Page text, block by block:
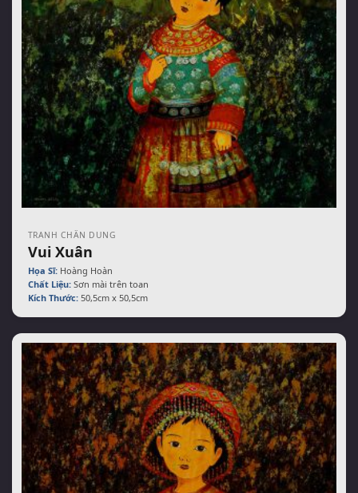
TRANH CHÂN DUNG
Vui Xuân
Họa Sĩ:Hoàng Hoàn
Chất Liệu:Sơn mài trên toan
Kích Thước:50,5cm x 50,5cm